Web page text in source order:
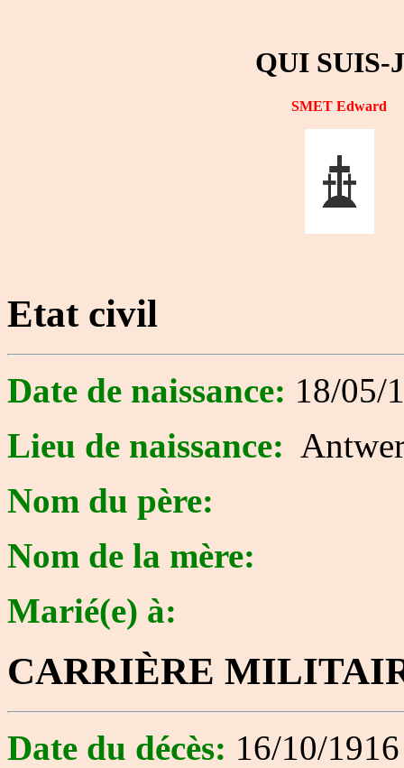
QUI SUIS-
SMET Edward
Etat civil
Date de naissance: 18/05/
Lieu de naissance:
Nom du père:
Nom de la mère:
Marié(e) à:
CARRIÈRE
Date du décès: 16/10/1916